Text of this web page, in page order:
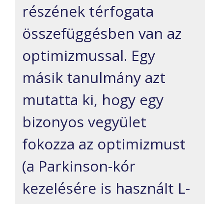
részének térfogata
összefüggésben van az
optimizmussal. Egy
másik tanulmány azt
mutatta ki, hogy egy
bizonyos vegyület
fokozza az optimizmust
(a Parkinson-kór
kezelésére is használt L-